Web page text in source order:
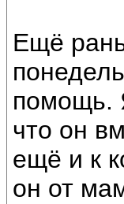
Ещё
помощь.
что он
ещё и к
он от